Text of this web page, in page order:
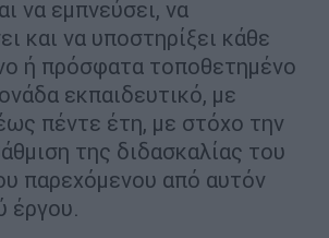
να εμπνεύσει, να
και να υποστηρίξει κάθε
ή πρόσφατα τοποθετημένο
εκπαιδευτικό, με
πέντε έτη, με στόχο την
της διδασκαλίας του
παρεχόμενου από αυτόν
έργου.